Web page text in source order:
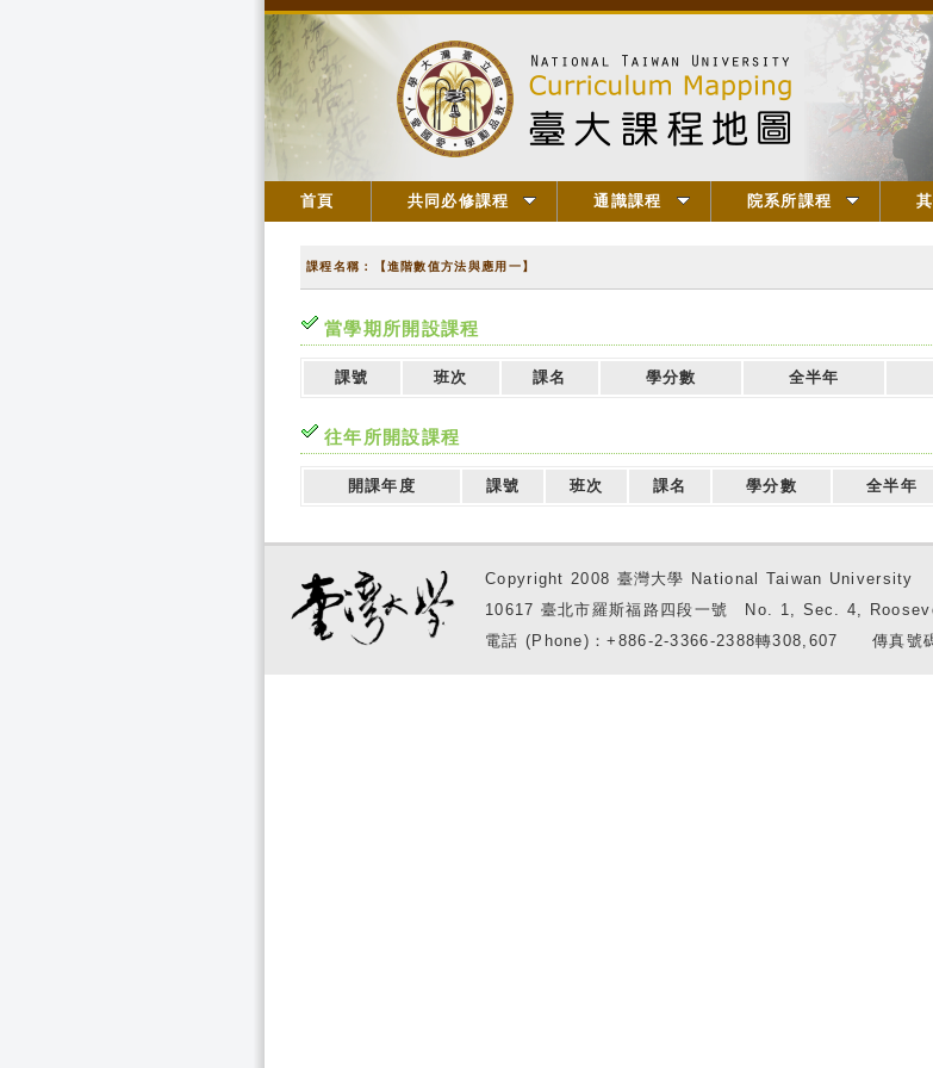
首頁 共同必修課程 通識課程 院系所課程
課程名稱：【進階數值方法與應用一】
當學期所開設課程
課號 班次 課名 學分數 全半年
往年所開設課程
開課年度 課號 班次 課名 學分數 全半年
Copyright 2008 臺灣大學 National Taiwan University
10617 臺北市羅斯福路四段一號 No. 1, Sec. 4,
電話 (Phone)：+886-2-3366-2388轉308,607 傳真號